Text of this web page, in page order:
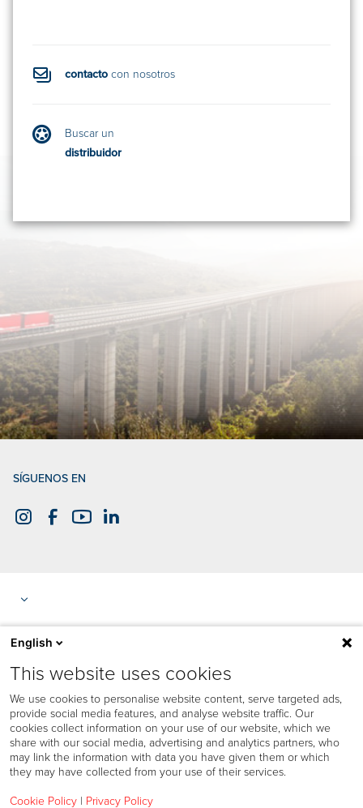
contacto con nosotros
Buscar un
distribuidor
SÍGUENOS EN
English
This website uses cookies
We use cookies to personalise website content, serve targeted ads,
provide social media features, and analyse website traffic. Our
cookies collect information on your use of our website, which we
share with our social media, advertising and analytics partners, who
may link the information with data you have given them or which
they may have collected from your use of their services.
Cookie Policy | Privacy Policy